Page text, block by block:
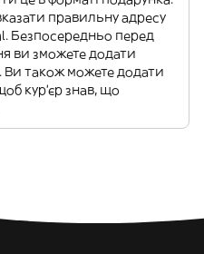
правильну адресу
Безпосередньо перед
ви зможете додати
Ви також можете додати
кур'єр знав, що